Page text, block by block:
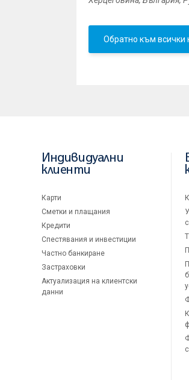
Обратно към всички
Индивидуални
клиенти
Карти
Сметки и плащания
Кредити
Спестявания и инвестиции
Частно банкиране
Застраховки
Актуализация на клиентски
данни